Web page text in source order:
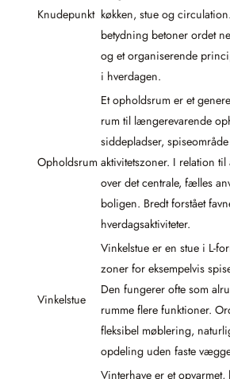
Knudepunkt køkken, stue og
betydning betoner ordet
og et organiserende
i hverdagen.
Opholdsrum
Et opholdsrum er et
rum til længerevarende
siddepladser,
aktivitetszoner. I relation
over det centrale, fælles
boligen. Bredt forstået
hverdagsaktiviteter.
Vinkelstue
Vinkelstue er en stue i L-
zoner for eksempelvis
Den fungerer ofte som
rumme flere funktioner.
fleksibel møblering,
opdeling uden faste
Vinterhave er et opvarmet,